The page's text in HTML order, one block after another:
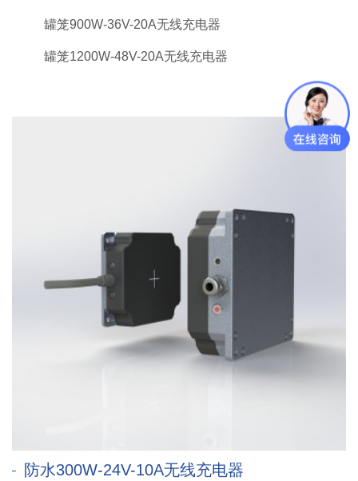
罐笼900W-36V-20A无线充电器
罐笼1200W-48V-20A无线充电器
防水300W-24V-10A无线充电器